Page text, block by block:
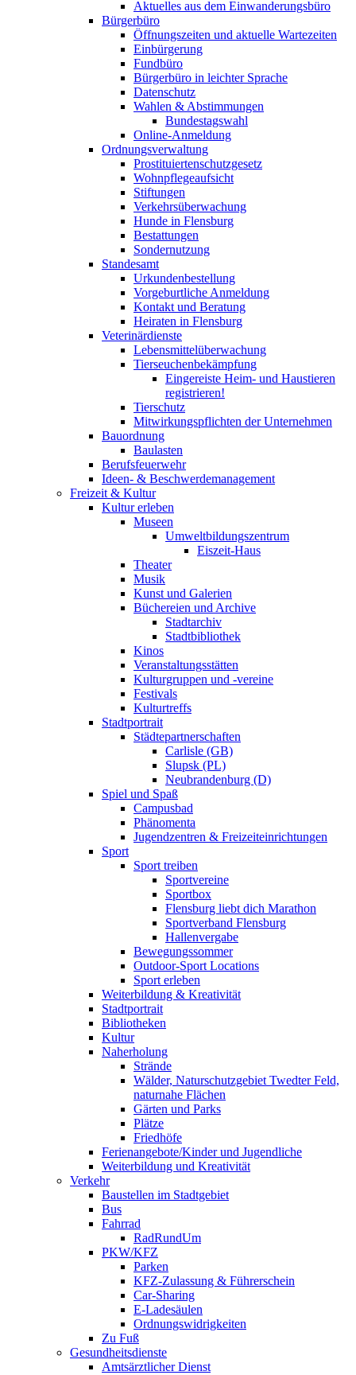
Aktuelles aus dem Einwanderungsbüro
Bürgerbüro
Öffnungszeiten und aktuelle Wartezeiten
Einbürgerung
Fundbüro
Bürgerbüro in leichter Sprache
Datenschutz
Wahlen & Abstimmungen
Bundestagswahl
Online-Anmeldung
Ordnungsverwaltung
Prostituiertenschutzgesetz
Wohnpflegeaufsicht
Stiftungen
Verkehrsüberwachung
Hunde in Flensburg
Bestattungen
Sondernutzung
Standesamt
Urkundenbestellung
Vorgeburtliche Anmeldung
Kontakt und Beratung
Heiraten in Flensburg
Veterinärdienste
Lebensmittelüberwachung
Tierseuchenbekämpfung
Eingereiste Heim- und Haustieren
registrieren!
Tierschutz
Mitwirkungspflichten der Unternehmen
Bauordnung
Baulasten
Berufsfeuerwehr
Ideen- & Beschwerdemanagement
Freizeit & Kultur
Kultur erleben
Museen
Umweltbildungszentrum
Eiszeit-Haus
Theater
Musik
Kunst und Galerien
Büchereien und Archive
Stadtarchiv
Stadtbibliothek
Kinos
Veranstaltungsstätten
Kulturgruppen und -vereine
Festivals
Kulturtreffs
Stadtportrait
Städtepartnerschaften
Carlisle (GB)
Slupsk (PL)
Neubrandenburg (D)
Spiel und Spaß
Campusbad
Phänomenta
Jugendzentren & Freizeiteinrichtungen
Sport
Sport treiben
Sportvereine
Sportbox
Flensburg liebt dich Marathon
Sportverband Flensburg
Hallenvergabe
Bewegungssommer
Outdoor-Sport Locations
Sport erleben
Weiterbildung & Kreativität
Stadtportrait
Bibliotheken
Kultur
Naherholung
Strände
Wälder, Naturschutzgebiet Twedter Feld,
naturnahe Flächen
Gärten und Parks
Plätze
Friedhöfe
Ferienangebote/Kinder und Jugendliche
Weiterbildung und Kreativität
Verkehr
Baustellen im Stadtgebiet
Bus
Fahrrad
RadRundUm
PKW/KFZ
Parken
KFZ-Zulassung & Führerschein
Car-Sharing
E-Ladesäulen
Ordnungswidrigkeiten
Zu Fuß
Gesundheitsdienste
Amtsärztlicher Dienst